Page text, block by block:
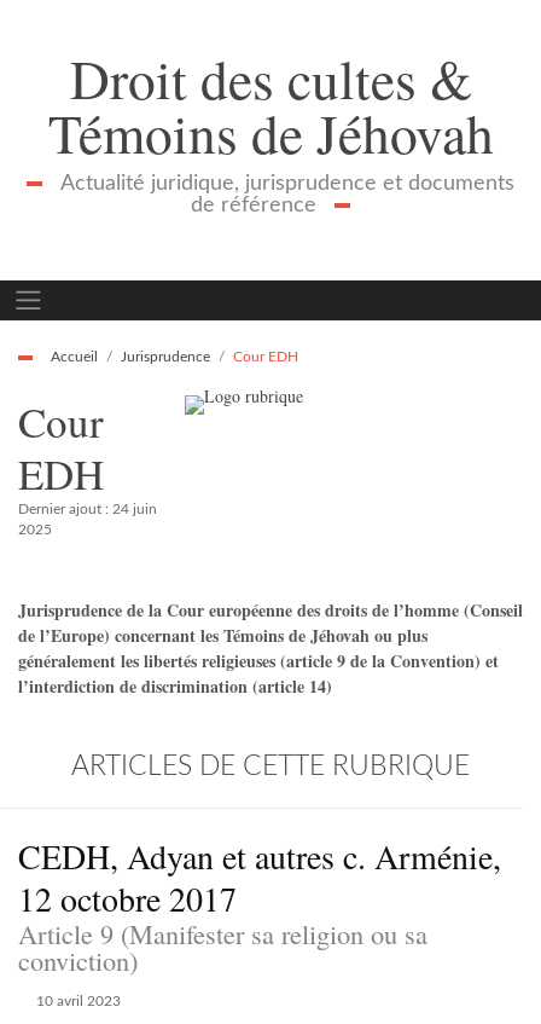
Droit des cultes &
Témoins de Jéhovah
Actualité juridique, jurisprudence et documents
de référence
Accueil Jurisprudence Cour EDH
Cour
EDH
Dernier ajout : 24 juin
2025
Jurisprudence de la Cour européenne des droits de l’homme (Conseil
de l’Europe) concernant les Témoins de Jéhovah ou plus
généralement les libertés religieuses (article 9 de la Convention) et
l’interdiction de discrimination (article 14)
ARTICLES DE CETTE RUBRIQUE
CEDH, Adyan et autres c. Arménie,
12 octobre 2017
Article 9 (Manifester sa religion ou sa
conviction)
10 avril 2023